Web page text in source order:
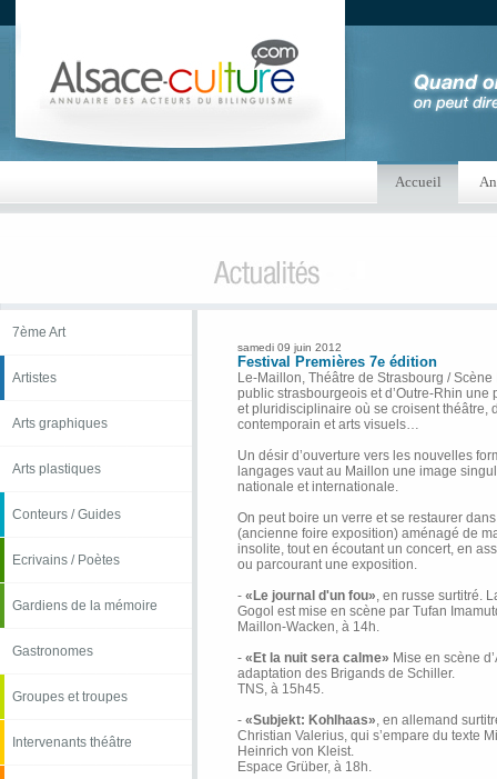
Accueil
7ème Art
Artistes
Arts graphiques
Arts plastiques
Conteurs / Guides
Ecrivains / Poètes
Gardiens de la mémoire
Gastronomes
Groupes et troupes
Intervenants théâtre
samedi 09 juin 2012
Festival Premières 7e édition
Le-Maillon, Théâtre de Strasbourg /
public strasbourgeois et d’Outre-Rhin
et pluridisciplinaire où se croisent théâtre,
contemporain et arts visuels…
Un désir d’ouverture vers les nouvelles
langages vaut au Maillon une image
nationale et internationale.
On peut boire un verre et se restaurer
(ancienne foire exposition) aménagé de
insolite, tout en écoutant un concert, en
ou parcourant une exposition.
- «Le journal d'un fou», en russe surtitré.
Gogol est mise en scène par Tufan
Maillon-Wacken, à 14h.
- «Et la nuit sera calme» Mise en scène
adaptation des Brigands de Schiller.
TNS, à 15h45.
- «Subjekt: Kohlhaas», en allemand
Christian Valerius, qui s’empare du texte
Heinrich von Kleist.
Espace Grüber, à 18h.